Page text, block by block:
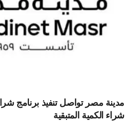
مدينة مصر تواصل تنفيذ برنامج
شراء الكمية المتبقية